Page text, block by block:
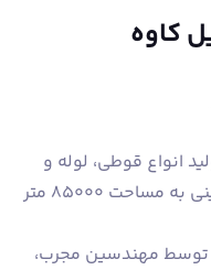
کاوه
انواع قوطی، لوله و
پروفیل فولادی در سال 1374 در زمینی به مساحت 85000 متر
توسط مهندسین مجرب،